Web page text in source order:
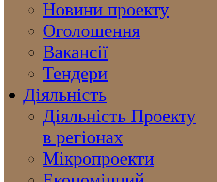
Новини проекту
Оголошення
Вакансії
Тендери
Діяльність
Діяльність Проекту
в регіонах
Мікропроекти